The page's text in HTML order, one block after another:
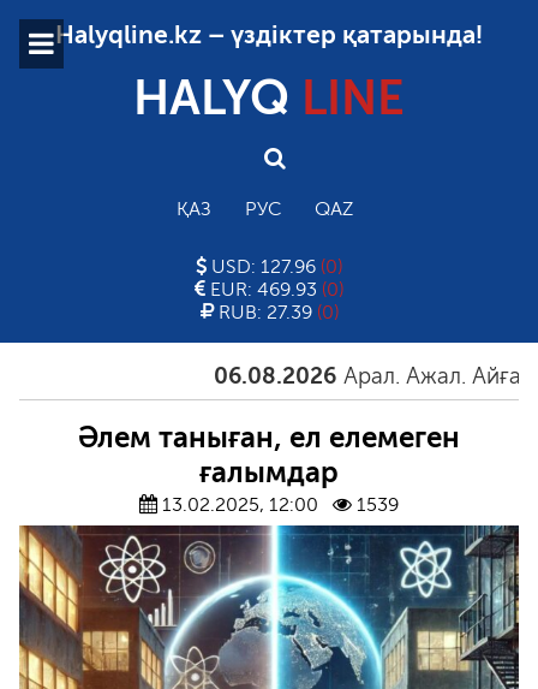
Halyqline.kz – үздіктер қатарында!
HALYQ LINE
ҚАЗ РУС QAZ
USD: 127.96 (0)
EUR: 469.93 (0)
RUB: 27.39 (0)
06.08.2026 Арал. Ажал. Айғақ
Әлем таныған, ел елемеген
ғалымдар
13.02.2025, 12:00 1539